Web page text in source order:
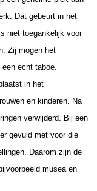
Dat gebeurt in het
niet toegankelijk voor
Zij mogen het
echt taboe.
in het
en kinderen. Na
verwijderd. Bij een
gevuld met voor die
Daarom zijn de
musea en